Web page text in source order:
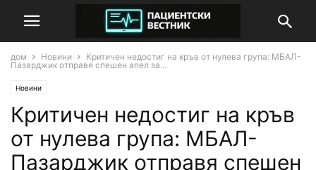
дом Новини
Критичен недостиг на кръв от нулева група: МБАЛ-
Пазарджик отправя спешен апел за...
Новини
Критичен недостиг на кръв
от нулева група: МБАЛ-
Пазарджик отправя спешен